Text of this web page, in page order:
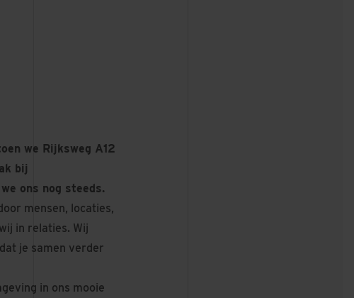
we Rijksweg A12
bij
ons nog steeds.
mensen, locaties,
in relaties. Wij
je samen verder
in ons mooie